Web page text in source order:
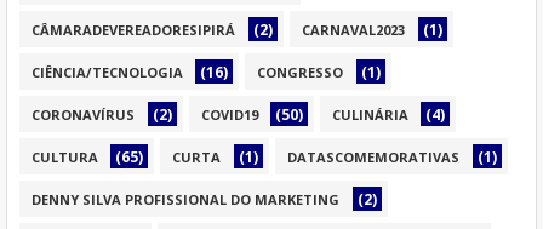
CÂMARADEVEREADORESIPIRÁ (2) CARNAVAL2023 (1)
CIÊNCIA/TECNOLOGIA (16) CONGRESSO (1)
CORONAVÍRUS (2) COVID19 (50) CULINÁRIA (4)
CULTURA (65) CURTA (1) DATASCOMEMORATIVAS (1)
DENNY SILVA PROFISSIONAL DO MARKETING (2)